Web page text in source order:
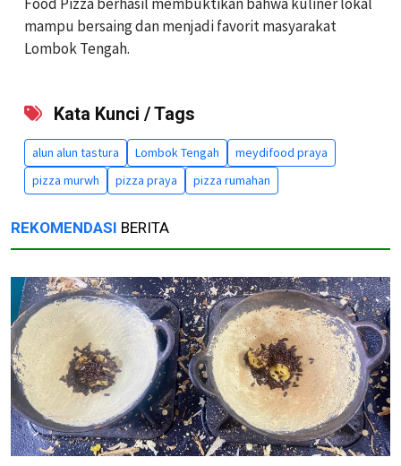
mampu bersaing dan menjadi favorit masyarakat
Lombok Tengah.
Kata Kunci / Tags
alun alun tastura Lombok Tengah
meydifood praya
pizza murwh
pizza praya pizza rumahan
REKOMENDASI BERITA